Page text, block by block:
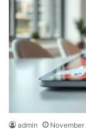
admin November